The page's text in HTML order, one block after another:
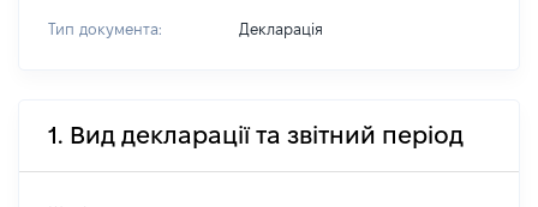
Тип документа: Декларація
1. Вид декларації та звітний період